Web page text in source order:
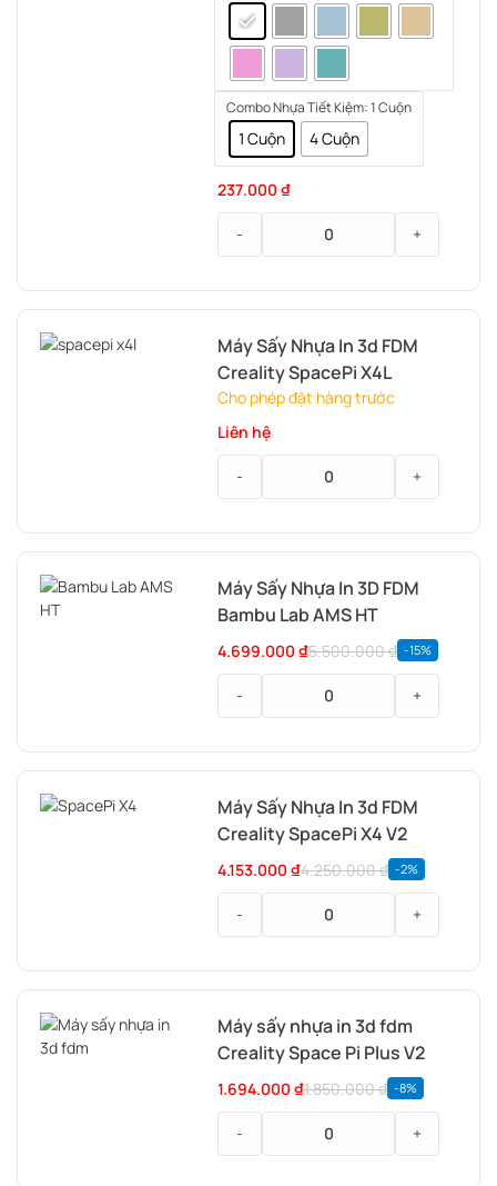
FDM
Bambu
Lab
Translucent
Combo Nhựa Tiết Kiệm: 1 Cuộn
1 Cuộn 4 Cuộn
- +
237.000 ₫
In
3d
Creality
Máy Sấy Nhựa In 3d FDM
Creality SpacePi X4L
Cho phép đặt hàng trước
- +
Liên hệ
In
3D
Bambu
Máy Sấy Nhựa In 3D FDM
Bambu Lab AMS HT
- +
5.500.000₫
4.699.000 ₫ -15%
In
3d
Creality
Máy Sấy Nhựa In 3d FDM
Creality SpacePi X4 V2
- +
4.250.000₫
4.153.000 ₫ -2%
Máy sấy nhựa in 3d fdm
Creality Space Pi Plus V2
- +
1.850.000₫
1.694.000 ₫ -8%